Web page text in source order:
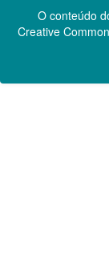
O conteúdo
Creative